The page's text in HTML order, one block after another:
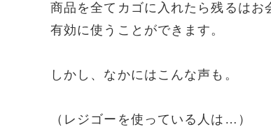
商品を全てカゴに入れたら残るは
有効に使うことができます。
しかし、なかにはこんな声も。
（レジゴーを使っている人は…）